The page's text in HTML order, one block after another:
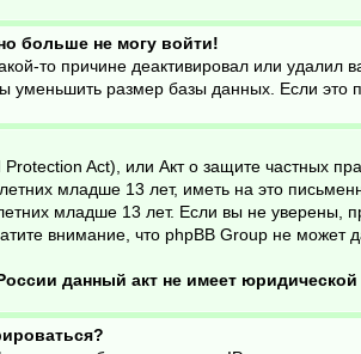
больше не могу войти!
то причине деактивировал или
размер базы данных. Если это
Act), или Акт о защите частных
младше 13 лет, иметь на это
младше 13 лет. Если вы не уверены,
внимание, что phpBB Group не
данный акт не имеет